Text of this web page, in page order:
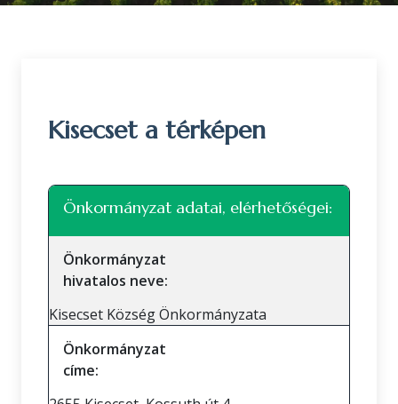
Kisecset a térképen
+
Önkormányzat adatai, elérhetőségei:
Önkormányzat
hivatalos neve:
Kisecset Község Önkormányzata
Önkormányzat
címe: